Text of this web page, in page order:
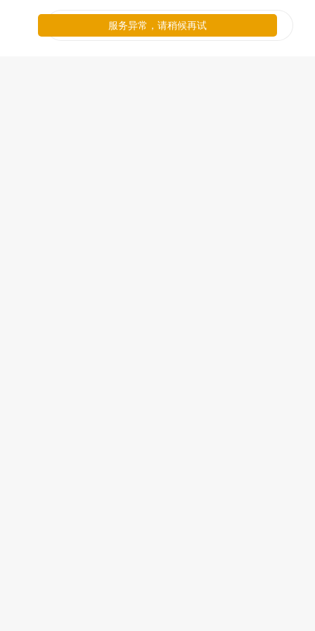
服务异常，请稍候再试